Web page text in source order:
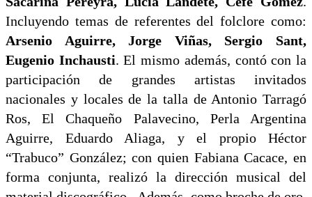
Incluyendo temas de referentes del folclore como:
Arsenio Aguirre, Jorge Viñas, Sergio Sant,
Eugenio Inchausti. El mismo además, contó con la
participación de grandes artistas invitados
nacionales y locales de la talla de Antonio Tarragó
Ros, El Chaqueño Palavecino, Perla Argentina
Aguirre, Eduardo Aliaga, y el propio Héctor
“Trabuco” González; con quien Fabiana Cacace, en
forma conjunta, realizó la dirección musical del